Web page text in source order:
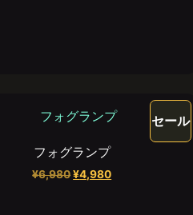
セール
フォグランプ
¥6,980¥4,980